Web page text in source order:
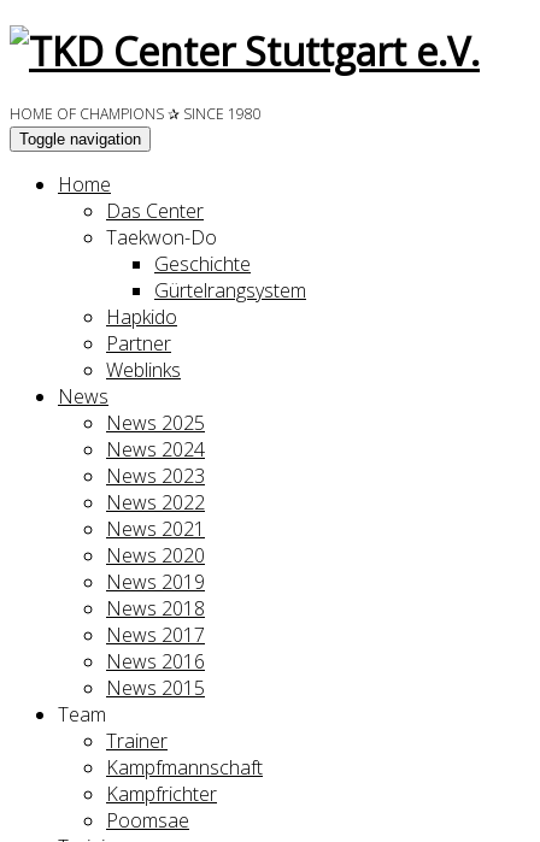
HOME OF CHAMPIONS ✰ SINCE 1980
Toggle navigation
Home
Das Center
Taekwon-Do
Geschichte
Gürtelrangsystem
Hapkido
Partner
Weblinks
News
News 2025
News 2024
News 2023
News 2022
News 2021
News 2020
News 2019
News 2018
News 2017
News 2016
News 2015
Team
Trainer
Kampfmannschaft
Kampfrichter
Poomsae